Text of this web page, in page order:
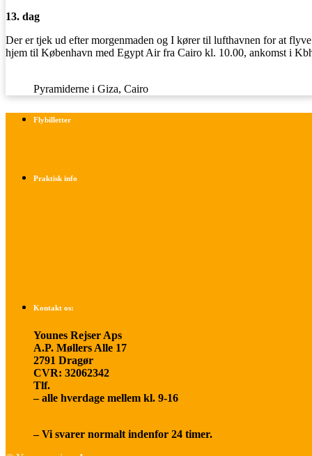
13. dag
Der er tjek ud efter morgenmaden og I kører til lufthavnen for at flyve
hjem til København med Egypt Air fra Cairo kl. 10.00, ankomst i
Pyramiderne i Giza, Cairo
Flybilletter
Praktisk info
Kontakt os:
Younes Rejser Aps
A.P. Møllers Alle 17
2791 Dragør
CVR: 32062342
Tlf.
– alle hverdage mellem kl. 9-16
– Vi svarer normalt indenfor 24 timer.